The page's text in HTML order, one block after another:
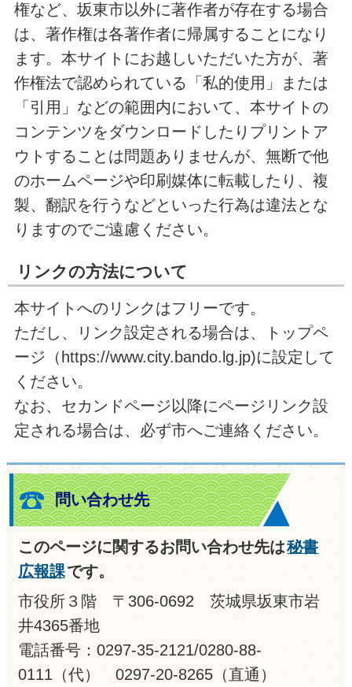
権など、坂東市以外に著作者が存在する場合
は、著作権は各著作者に帰属することになり
ます。本サイトにお越しいただいた方が、著
作権法で認められている「私的使用」または
「引用」などの範囲内において、本サイトの
コンテンツをダウンロードしたりプリントア
ウトすることは問題ありませんが、無断で他
のホームページや印刷媒体に転載したり、複
製、翻訳を行うなどといった行為は違法とな
りますのでご遠慮ください。
リンクの方法について
本サイトへのリンクはフリーです。
ただし、リンク設定される場合は、トップペ
ージ（https://www.city.bando.lg.jp)に設定して
ください。
なお、セカンドページ以降にページリンク設
定される場合は、必ず市へご連絡ください。
問い合わせ先
このページに関するお問い合わせ先は秘書
広報課です。
市役所３階 〒306-0692 茨城県坂東市岩
井4365番地
電話番号：0297-35-2121/0280-88-
0111（代） 0297-20-8265（直通）